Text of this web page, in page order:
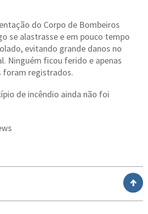
do Corpo de Bombeiros
se alastrasse e em pouco tempo
evitando grande danos no
Ninguém ficou ferido e apenas
foram registrados.
de incêndio ainda não foi